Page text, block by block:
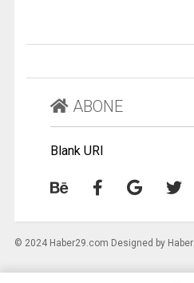
ABONE
Blank URI
© 2024 Haber29.com Designed by